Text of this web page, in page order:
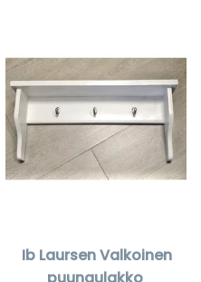
Ib LaursenValkoinen